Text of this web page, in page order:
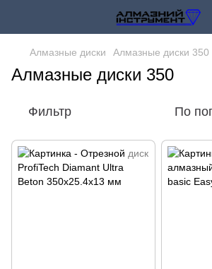
Алмазные диски Алмазные диски 350
Алмазные диски 350
Фильтр По